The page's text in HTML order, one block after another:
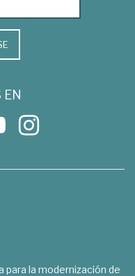
EN
para la modernización de